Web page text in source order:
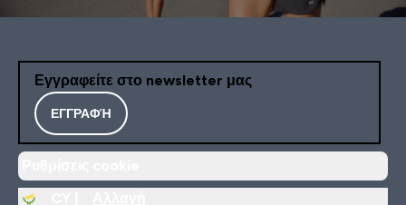
Εγγραφείτε στο newsletter μας
ΕΓΓΡΑΦΉ